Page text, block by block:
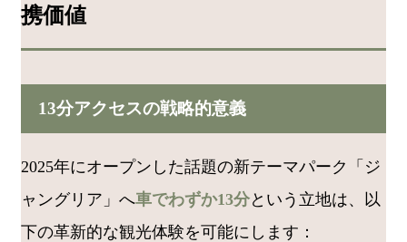
携価値
13分アクセスの戦略的意義
2025年にオープンした話題の新テーマパーク「ジ
ャングリア」へ車でわずか13分という立地は、以
下の革新的な観光体験を可能にします：